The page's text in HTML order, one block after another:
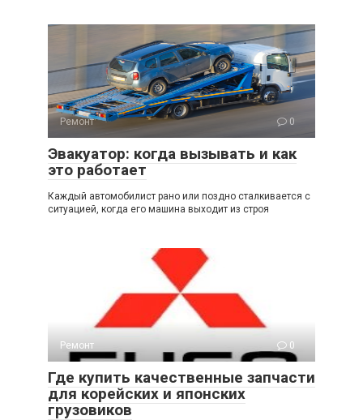
Ремонт 0
Эвакуатор: когда вызывать и как
это работает
Каждый автомобилист рано или поздно сталкивается с
ситуацией, когда его машина выходит из строя
Ремонт 0
Где купить качественные запчасти
для корейских и японских
грузовиков